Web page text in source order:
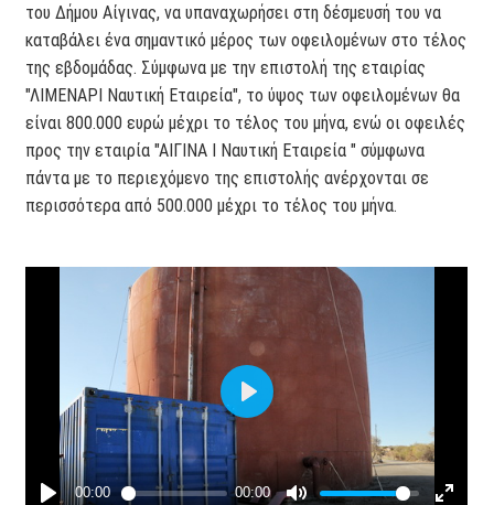
του Δήμου Αίγινας, να υπαναχωρήσει στη δέσμευσή του να
καταβάλει ένα σημαντικό μέρος των οφειλομένων στο τέλος
της εβδομάδας. Σύμφωνα με την επιστολή της εταιρίας
"ΛΙΜΕΝΑΡΙ Ναυτική Εταιρεία", το ύψος των οφειλομένων θα
είναι 800.000 ευρώ μέχρι το τέλος του μήνα, ενώ οι οφειλές
προς την εταιρία "ΑΙΓΙΝΑ Ι Ναυτική Εταιρεία " σύμφωνα
πάντα με το περιεχόμενο της επιστολής ανέρχονται σε
περισσότερα από 500.000 μέχρι το τέλος του μήνα.